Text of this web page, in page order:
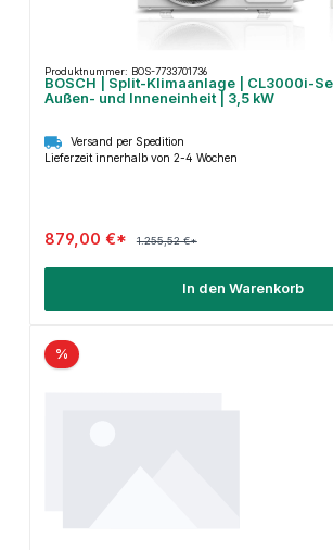
Produktnummer: BOS-7733701736
BOSCH | Split-Klimaanlage | CL3000i-Set
Außen- und Inneneinheit | 3,5 kW
Versand per Spedition
Lieferzeit innerhalb von 2-4 Wochen
879,00 €* 1.255,52 €*
In den Warenkorb
%